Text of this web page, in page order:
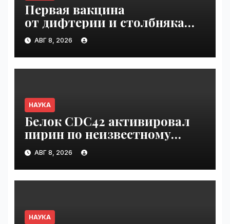
Первая вакцина
от дифтерии и столбняка
с хранением без
холодильника прошла
первую фазу испытаний |
VseTime.ru
АВГ 8, 2026
НАУКА
Белок CDC42 активировал
пирин по неизвестному
ранее механизму | VseTime.ru
АВГ 8, 2026
НАУКА